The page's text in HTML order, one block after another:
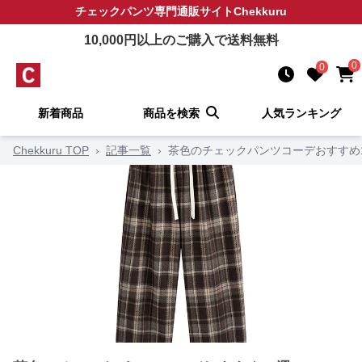
チェックパンツ専門通販サイトChekkuru
10,000円以上のご購入で送料無料
0 0
新着商品 商品を検索 人気ランキング
Chekkuru TOP › 記事一覧 › 茶色のチェックパンツコーデおすす